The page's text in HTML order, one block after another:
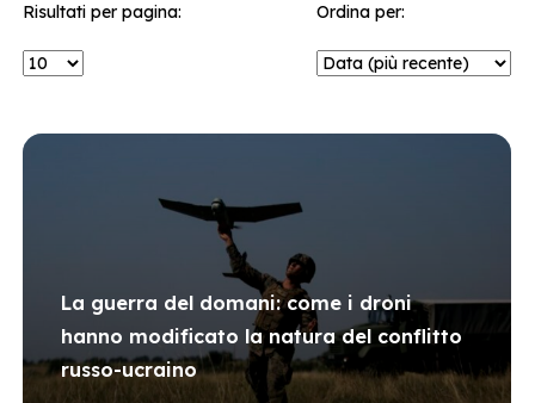
Risultati per pagina: Ordina per:
La guerra del domani: come i droni
hanno modificato la natura del conflitto
russo-ucraino